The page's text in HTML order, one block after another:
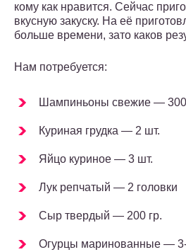
кому как нравится. Сейчас
вкусную закуску. На её
больше времени, зато каков
Нам потребуется:
Шампиньоны свежие — 300
Куриная грудка — 2 шт.
Яйцо куриное — 3 шт.
Лук репчатый — 2 головки
Сыр твердый — 200 гр.
Огурцы маринованные —